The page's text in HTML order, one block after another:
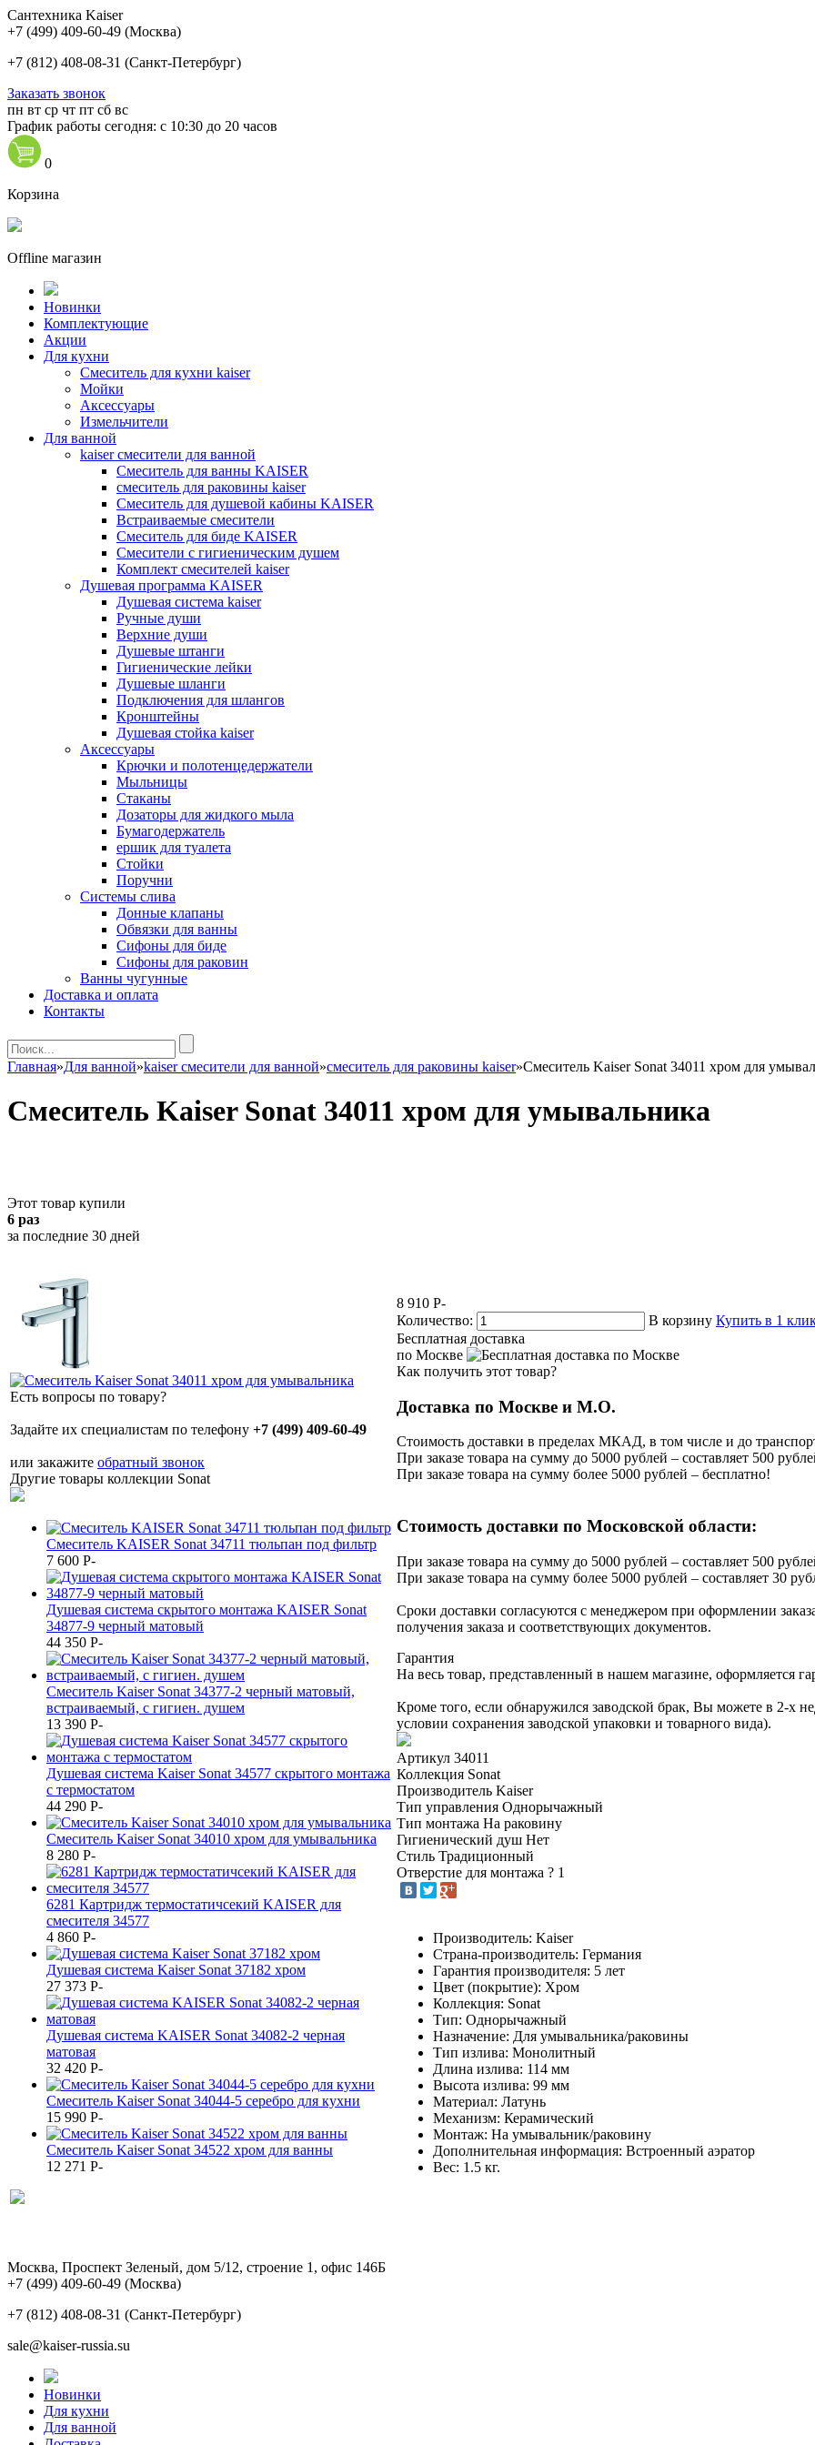
Сантехника Kaiser
+7 (499) 409-60-49 (Москва)
+7 (812) 408-08-31 (Санкт-Петербург)
Заказать звонок
пн вт ср чт пт сб вс
График работы сегодня: с 10:30 до 20 часов
0
Корзина
Offline магазин
Новинки
Комплектующие
Акции
Для кухни
Cмеситель для кухни kaiser
Мойки
Аксессуары
Измельчители
Для ванной
kaiser смесители для ванной
Смеситель для ванны KAISER
смеситель для раковины kaiser
Смеситель для душевой кабины KAISER
Встраиваемые смесители
Смеситель для биде KAISER
Смесители с гигиеническим душем
Комплект смесителей kaiser
Душевая программа KAISER
Душевая система kaiser
Ручные души
Верхние души
Душевые штанги
Гигиенические лейки
Душевые шланги
Подключения для шлангов
Кронштейны
Душевая стойка kaiser
Аксессуары
Крючки и полотенцедержатели
Мыльницы
Стаканы
Дозаторы для жидкого мыла
Бумагодержатель
ершик для туалета
Стойки
Поручни
Системы слива
Донные клапаны
Обвязки для ванны
Сифоны для биде
Сифоны для раковин
Ванны чугунные
Доставка и оплата
Контакты
Главная»Для ванной»kaiser смесители для ванной»смеситель для раковины kaiser»Смеситель Kaiser Sonat 34011 хром для
Смеситель Kaiser Sonat 34011 хром для умывальника
Этот товар купили
6 раз
за последние 30 дней
Есть вопросы по товару?
Задайте их специалистам по телефону +7 (499) 409-60-49
или закажите обратный звонок
Другие товары коллекции Sonat
Смеситель KAISER Sonat 34711 тюльпан под фильтр
7 600 P-
Душевая система скрытого монтажа KAISER Sonat
34877-9 черный матовый
44 350 P-
Смеситель Kaiser Sonat 34377-2 черный матовый,
встраиваемый, с гигиен. душем
13 390 P-
Душевая система Kaiser Sonat 34577 скрытого монтажа
с термостатом
44 290 P-
Смеситель Kaiser Sonat 34010 хром для умывальника
8 280 P-
6281 Картридж термостатичсекий KАISER для
смесителя 34577
4 860 P-
Душевая система Kaiser Sonat 37182 хром
27 373 P-
Душевая система KAISER Sonat 34082-2 черная
матовая
32 420 P-
Смеситель Kaiser Sonat 34044-5 серебро для кухни
15 990 P-
Смеситель Kaiser Sonat 34522 хром для ванны
12 271 P-
8 910 P-
Количество:
В корзину Купить в 1
Бесплатная доставка
по Москве
Как получить этот товар?
Доставка по Москве и М.О.
Стоимость доставки в пределах МКАД, в том числе и до
При заказе товара на сумму до 5000 рублей – составляет 500
При заказе товара на сумму более 5000 рублей – бесплатно!
Стоимость доставки по Московской области:
При заказе товара на сумму до 5000 рублей – составляет 500
При заказе товара на сумму более 5000 рублей – составляет 30
Сроки доставки согласуются с менеджером при оформлении
получения заказа и соответствующих документов.
Гарантия
На весь товар, представленный в нашем магазине, оформляется
Кроме того, если обнаружился заводской брак, Вы можете в 2-х
условии сохранения заводской упаковки и товарного вида).
Артикул 34011
Коллекция Sonat
Производитель Kaiser
Тип управления Однорычажный
Тип монтажа На раковину
Гигиенический душ Нет
Стиль Традиционный
Отверстие для монтажа ? 1
Производитель: Kaiser
Страна-производитель: Германия
Гарантия производителя: 5 лет
Цвет (покрытие): Хром
Коллекция: Sonat
Тип: Однорычажный
Назначение: Для умывальника/раковины
Тип излива: Монолитный
Длина излива: 114 мм
Высота излива: 99 мм
Материал: Латунь
Механизм: Керамический
Монтаж: На умывальник/раковину
Дополнительная информация: Встроенный аэратор
Вес: 1.5 кг.
Москва, Проспект Зеленый, дом 5/12, строение 1, офис 146Б
+7 (499) 409-60-49 (Москва)
+7 (812) 408-08-31 (Санкт-Петербург)
sale@kaiser-russia.su
Новинки
Для кухни
Для ванной